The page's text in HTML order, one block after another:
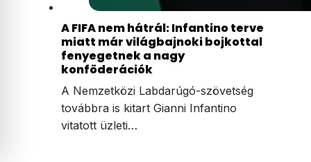
A FIFA nem hátrál: Infantino terve
miatt már világbajnoki bojkottal
fenyegetnek a nagy
konföderációk
A Nemzetközi Labdarúgó-szövetség
továbbra is kitart Gianni Infantino
vitatott üzleti…